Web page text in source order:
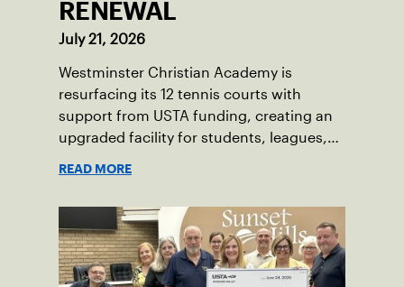
RENEWAL
July 21, 2026
Westminster Christian Academy is
resurfacing its 12 tennis courts with
support from USTA funding, creating an
upgraded facility for students, leagues,
READ MORE